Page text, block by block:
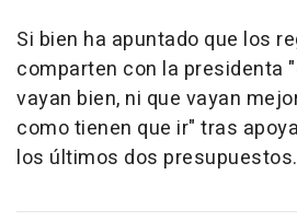
Si bien ha apuntado que los
comparten con la presidenta
vayan bien, ni que vayan
como tienen que ir" tras
los últimos dos presupuestos.